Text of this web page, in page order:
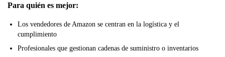
Para quién es mejor:
Los vendedores de Amazon se centran en la logística y el
cumplimiento
Profesionales que gestionan cadenas de suministro o inventarios